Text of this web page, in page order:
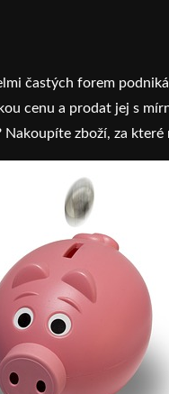
častých forem
cenu a prodat jej s
zboží, za